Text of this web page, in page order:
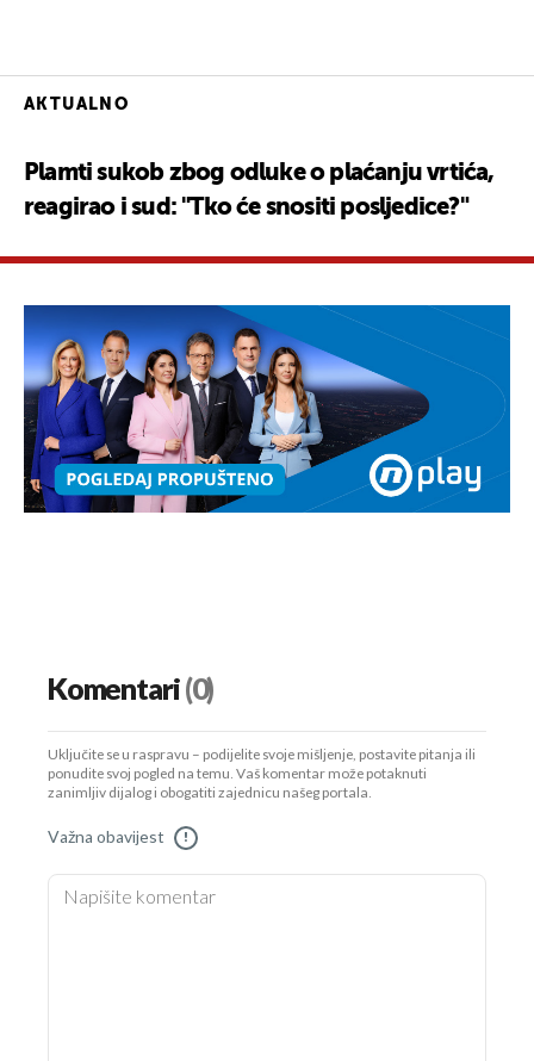
AKTUALNO
Plamti sukob zbog odluke o plaćanju vrtića,
reagirao i sud: "Tko će snositi posljedice?"
Komentari(0)
Uključite se u raspravu – podijelite svoje mišljenje, postavite pitanja ili
ponudite svoj pogled na temu. Vaš komentar može potaknuti
zanimljiv dijalog i obogatiti zajednicu našeg portala.
Važna obavijest !